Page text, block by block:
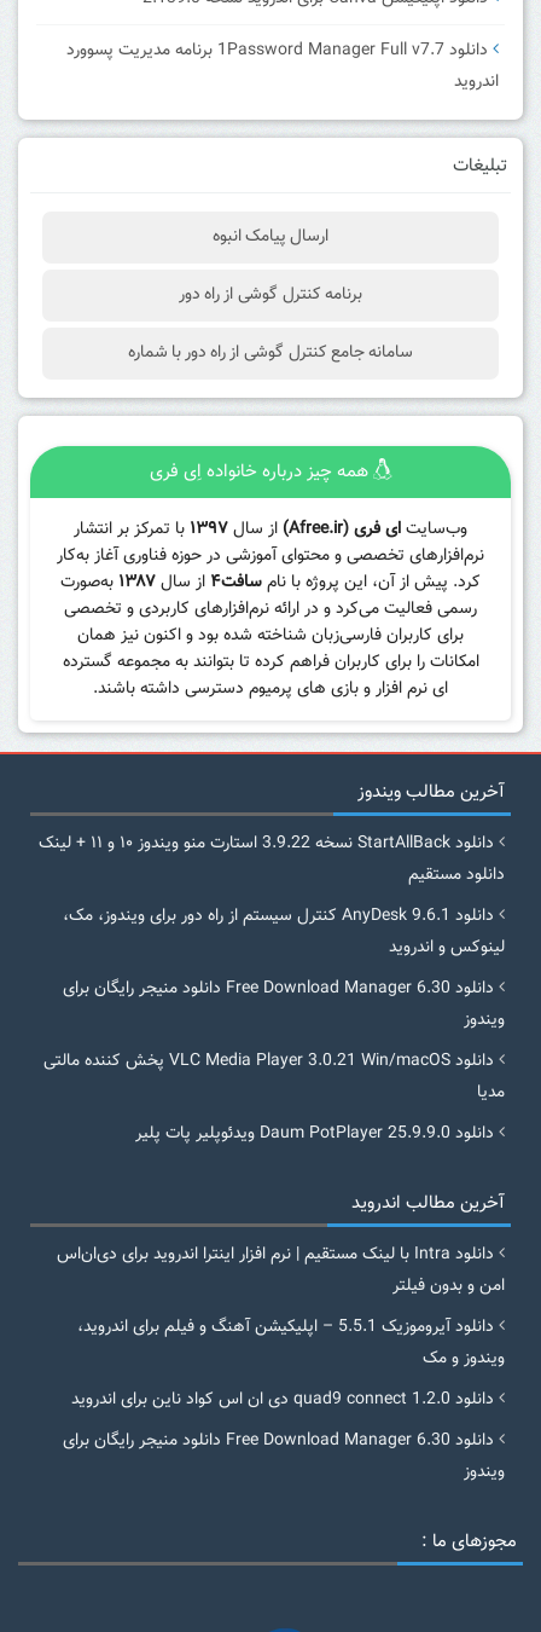
دانلود 1Password Manager Full v7.7 برنامه مدیریت پسوورد
اندروید
تبلیغات
ارسال پیامک انبوه
برنامه کنترل گوشی از راه دور
سامانه جامع کنترل گوشی از راه دور با شماره
همه چیز درباره خانواده اِی فری
وب‌سایتای فری (Afree.ir) از سال۱۳۹۷ با تمرکز بر انتشار
نرم‌افزارهای تخصصی و محتوای آموزشی در حوزه فناوری آغاز به‌کار
کرد. پیش از آن، این پروژه با نامسافت۴ از سال۱۳۸۷ به‌صورت
رسمی فعالیت می‌کرد و در ارائه نرم‌افزارهای کاربردی و تخصصی
برای کاربران فارسی‌زبان شناخته شده بود و اکنون نیز همان
امکانات را برای کاربران فراهم کرده تا بتوانند به مجموعه گسترده
ای نرم افزار و بازی های پرمیوم دسترسی داشته باشند.
آخرین مطالب ویندوز
دانلود StartAllBack نسخه 3.9.22 استارت منو ویندوز ۱۰ و ۱۱ + لینک
دانلود مستقیم
دانلود AnyDesk 9.6.1 کنترل سیستم از راه دور برای ویندوز، مک،
لینوکس و اندروید
دانلود Free Download Manager 6.30 دانلود منیجر رایگان برای
ویندوز
دانلود VLC Media Player 3.0.21 Win/macOS پخش کننده مالتی
مدیا
دانلود Daum PotPlayer 25.9.9.0 ویدئوپلیر پات پلیر
آخرین مطالب اندروید
دانلود Intra با لینک مستقیم | نرم افزار اینترا اندروید برای دی‌ان‌اس
امن و بدون فیلتر
دانلود آیروموزیک 5.5.1 – اپلیکیشن آهنگ و فیلم برای اندروید،
ویندوز و مک
دانلود quad9 connect 1.2.0 دی ان اس کواد ناین برای اندروید
دانلود Free Download Manager 6.30 دانلود منیجر رایگان برای
ویندوز
مجوزهای ما :